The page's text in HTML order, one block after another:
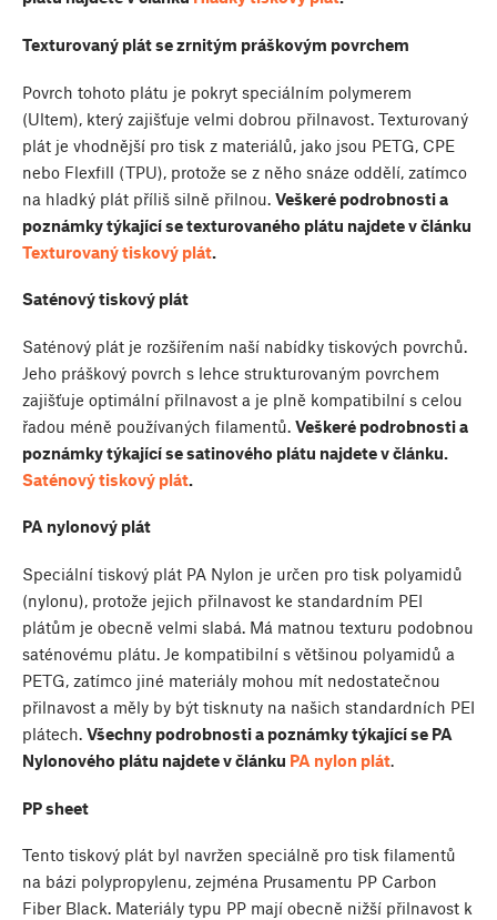
Texturovaný plát se zrnitým práškovým povrchem
Povrch tohoto plátu je pokryt speciálním polymerem
(Ultem), který zajišťuje velmi dobrou přilnavost. Texturovaný
plát je vhodnější pro tisk z materiálů, jako jsou PETG, CPE
nebo Flexfill (TPU), protože se z něho snáze oddělí, zatímco
na hladký plát příliš silně přilnou. Veškeré podrobnosti a
poznámky týkající se texturovaného plátu najdete v článku
Texturovaný tiskový plát
Saténový tiskový plát
Saténový plát je rozšířením naší nabídky tiskových povrchů.
Jeho práškový povrch s lehce strukturovaným povrchem
zajišťuje optimální přilnavost a je plně kompatibilní s celou
řadou méně používaných filamentů. Veškeré podrobnosti a
poznámky týkající se satinového plátu najdete v článku.
Saténový tiskový plát.
PA nylonový plát
Speciální tiskový plát PA Nylon je určen pro tisk polyamidů
(nylonu), protože jejich přilnavost ke standardním PEI
plátům je obecně velmi slabá. Má matnou texturu podobnou
saténovému plátu. Je kompatibilní s většinou polyamidů a
PETG, zatímco jiné materiály mohou mít nedostatečnou
přilnavost a měly by být tisknuty na našich standardních PEI
plátech. Všechny podrobnosti a poznámky týkající se PA
Nylonového plátu najdete v článku PA nylon plát.
PP sheet
Tento tiskový plát byl navržen speciálně pro tisk filamentů
na bázi polypropylenu, zejména Prusamentu PP Carbon
Fiber Black. Materiály typu PP mají obecně nižší přilnavost k